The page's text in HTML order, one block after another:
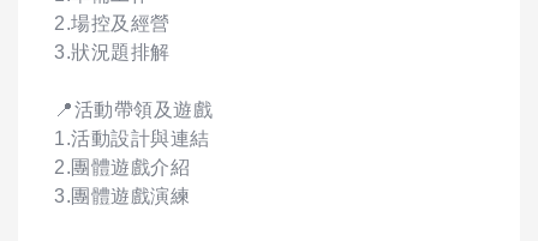
2.場控及經營
3.狀況題排解
📍活動帶領及遊戲
1.活動設計與連結
2.團體遊戲介紹
3.團體遊戲演練